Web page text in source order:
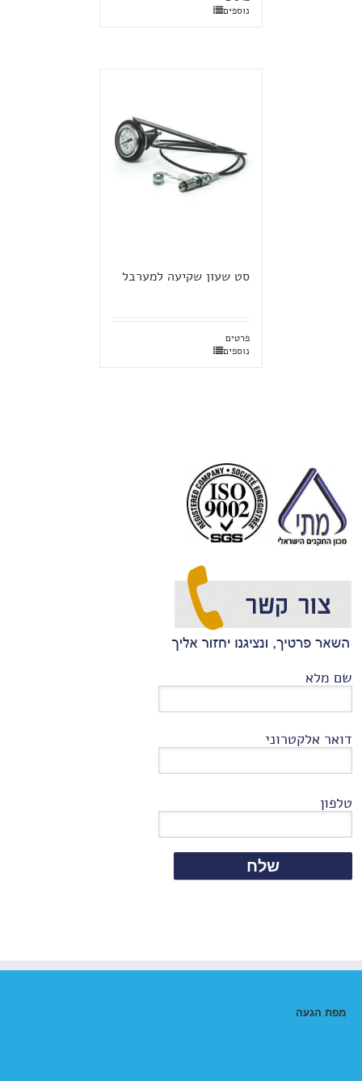
נוספים
סט שעון שקיעה למערבל
פרטים
נוספים
שם מלא
דואר אלקטרוני
טלפון
מפת הגעה